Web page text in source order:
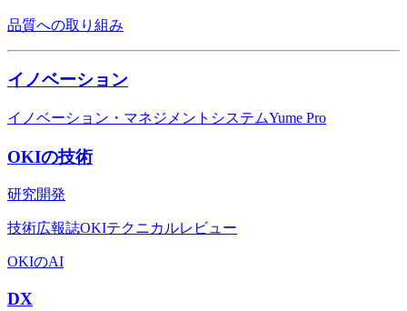
品質への取り組み
イノベーション
イノベーション・マネジメントシステムYume Pro
OKIの技術
研究開発
技術広報誌OKIテクニカルレビュー
OKIのAI
DX